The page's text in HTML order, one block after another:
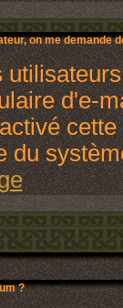
on me demande
d'e-
du
?